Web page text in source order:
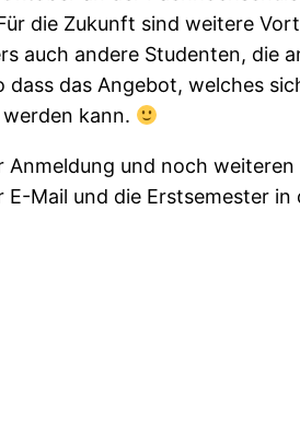
die Zukunft sind weitere
auch andere Studenten, die
das Angebot, welches
kann.
und noch
Mail und die Erstsemester